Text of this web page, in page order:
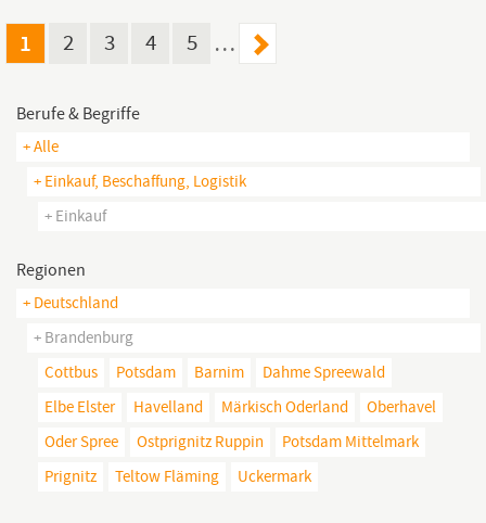
1 2 3 4 5 …
Berufe & Begriffe
+ Alle
+ Einkauf, Beschaffung, Logistik
+ Einkauf
Regionen
+ Deutschland
+ Brandenburg
Cottbus
Potsdam Barnim
Dahme Spreewald
Elbe Elster
Havelland Märkisch Oderland
Oberhavel
Oder Spree
Ostprignitz Ruppin
Potsdam Mittelmark
Prignitz
Teltow Fläming Uckermark